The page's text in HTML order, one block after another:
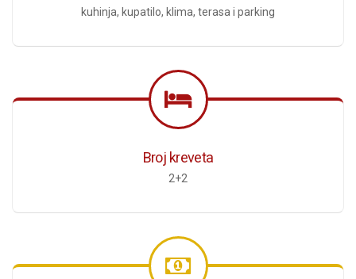
kuhinja, kupatilo, klima, terasa i parking
Broj kreveta
2+2